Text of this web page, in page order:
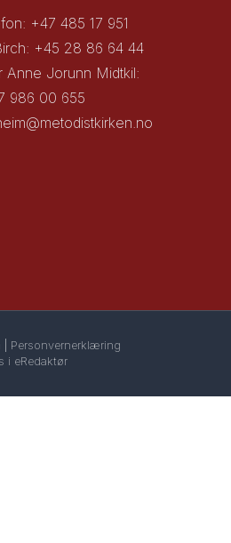
+47 485 17 951
+45 28 86 64 44
Anne Jorunn Midtkil:
986 00 655
Personvernerklæring
i eRedaktør